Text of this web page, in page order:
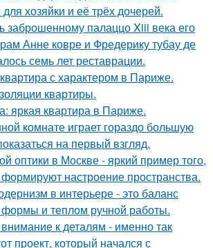
хозяйки и её трёх дочерей.
заброшенному палаццо Xiii века его
Анне ковре и Фредерику тубау де
семь лет реставрации.
с характером в Париже.
квартиры.
яркая квартира в Париже.
комнате играет гораздо большую
на первый взгляд.
оптики в Москве - яркий пример того,
формируют настроение пространства.
в интерьере - это баланс
и теплом ручной работы.
к деталям - именно так
проект, который начался с